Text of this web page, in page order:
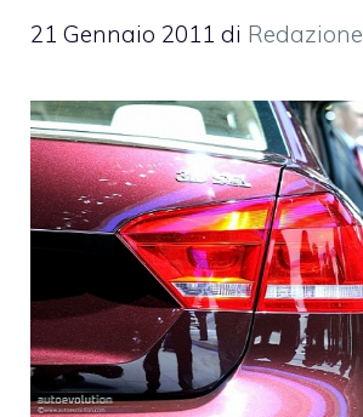
21 Gennaio 2011 di Redazione